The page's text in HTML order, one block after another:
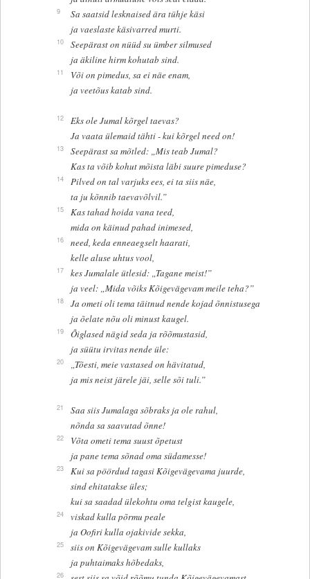
9
Sa saatsid lesknaised ära tühje käsi
ja vaeslaste käsivarred murti.
10
Seepärast on nüüd su ümber silmused
ja äkiline hirm kohutab sind.
11
Või on pimedus, sa ei näe enam,
ja veetõus katab sind.
12
Eks ole Jumal kõrgel taevas?
Ja vaata ülemaid tähti - kui kõrgel need on!
13
Seepärast sa mõtled: „Mis teab Jumal?
Kas ta võib kohut mõista läbi suure pimeduse?
14
Pilved on tal varjuks ees, ei ta siis näe,
ta ju kõnnib taevavõlvil.”
15
Kas tahad hoida vana teed,
mida on käinud pahad inimesed,
16
need, keda enneaegselt haarati,
kelle aluse uhtus vool,
17
kes Jumalale ütlesid: „Tagane meist!”
ja veel: „Mida võiks Kõigevägevam meile teha?”
18
Ja ometi oli tema täitnud nende kojad õnnistusega
ja õelate nõu oli minust kaugel.
19
Õiglased nägid seda ja rõõmustasid,
ja süütu irvitas nende üle:
20
„Tõesti, meie vastased on hävitatud,
ja mis neist järele jäi, selle sõi tuli.”
21
Saa siis Jumalaga sõbraks ja ole rahul,
nõnda sa saavutad õnne!
22
Võta ometi tema suust õpetust
ja pane tema sõnad oma südamesse!
23
Kui sa pöördud tagasi Kõigevägevama juurde,
sind ehitatakse üles;
kui sa saadad ülekohtu oma telgist kaugele,
24
viskad kulla põrmu peale
ja Oofiri kulla ojakivide sekka,
25
siis on Kõigevägevam sulle kullaks
ja puhtaimaks hõbedaks,
26